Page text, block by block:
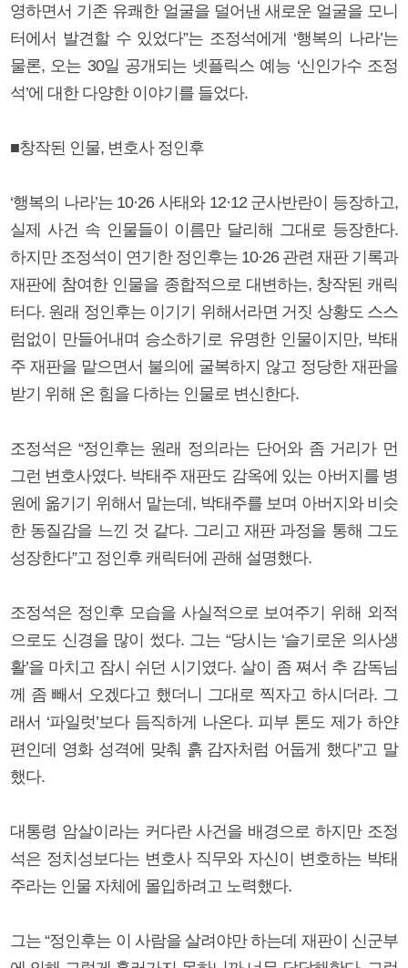
영하면서 기존 유쾌한 얼굴을 덜어낸 새로운 얼굴을 모니
터에서 발견할 수 있었다”는 조정석에게 ‘행복의 나라’는
물론, 오는 30일 공개되는 넷플릭스 예능 ‘신인가수 조정
석’에 대한 다양한 이야기를 들었다.
■창작된 인물, 변호사 정인후
‘행복의 나라’는 10·26 사태와 12·12 군사반란이 등장하고,
실제 사건 속 인물들이 이름만 달리해 그대로 등장한다.
하지만 조정석이 연기한 정인후는 10·26 관련 재판 기록과
재판에 참여한 인물을 종합적으로 대변하는, 창작된 캐릭
터다. 원래 정인후는 이기기 위해서라면 거짓 상황도 스스
럼없이 만들어내며 승소하기로 유명한 인물이지만, 박태
주 재판을 맡으면서 불의에 굴복하지 않고 정당한 재판을
받기 위해 온 힘을 다하는 인물로 변신한다.
조정석은 “정인후는 원래 정의라는 단어와 좀 거리가 먼
그런 변호사였다. 박태주 재판도 감옥에 있는 아버지를 병
원에 옮기기 위해서 맡는데, 박태주를 보며 아버지와 비슷
한 동질감을 느낀 것 같다. 그리고 재판 과정을 통해 그도
성장한다”고 정인후 캐릭터에 관해 설명했다.
조정석은 정인후 모습을 사실적으로 보여주기 위해 외적
으로도 신경을 많이 썼다. 그는 “당시는 ‘슬기로운 의사생
활’을 마치고 잠시 쉬던 시기였다. 살이 좀 쪄서 추 감독님
께 좀 빼서 오겠다고 했더니 그대로 찍자고 하시더라. 그
래서 ‘파일럿’보다 듬직하게 나온다. 피부 톤도 제가 하얀
편인데 영화 성격에 맞춰 흙 감자처럼 어둡게 했다”고 말
했다.
대통령 암살이라는 커다란 사건을 배경으로 하지만 조정
석은 정치성보다는 변호사 직무와 자신이 변호하는 박태
주라는 인물 자체에 몰입하려고 노력했다.
그는 “정인후는 이 사람을 살려야만 하는데 재판이 신군부